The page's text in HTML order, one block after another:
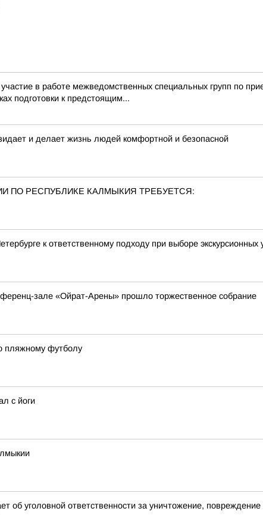
в работе межведомственных специальных групп по
подготовки к предстоящим...
и делает жизнь людей комфортной и безопасной
ПО РЕСПУБЛИКЕ КАЛМЫКИЯ ТРЕБУЕТСЯ:
к ответственному подходу при выборе экскурсионных
зале «Ойрат-Арены» прошло торжественное собрание
пляжному футболу
с йоги
об уголовной ответственности за уничтожение,